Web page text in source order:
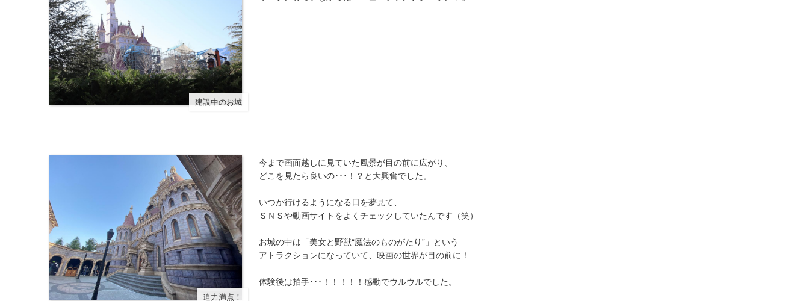
建設中のお城
迫力満点！
今まで画面越しに見ていた風景が目の前に広がり、
どこを見たら良いの･･･！？と大興奮でした。
いつか行けるようになる日を夢見て、
ＳＮＳや動画サイトをよくチェックしていたんです（笑）
お城の中は「美女と野獣“魔法のものがたり”」という
アトラクションになっていて、映画の世界が目の前に！
体験後は拍手･･･！！！！！感動でウルウルでした。